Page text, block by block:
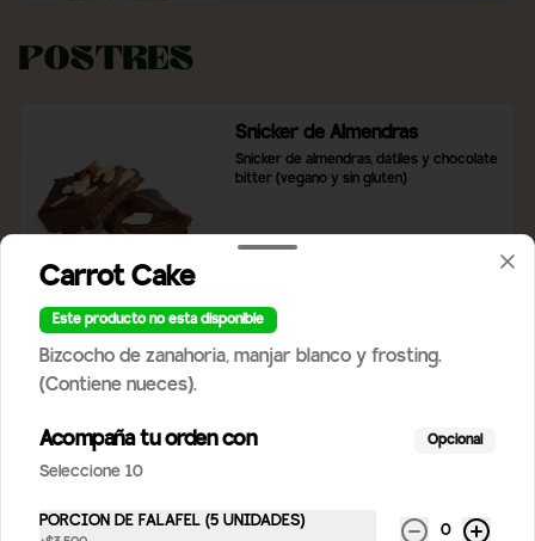
Postres
Snicker de Almendras
Snicker de almendras, dátiles y chocolate
bitter (vegano y sin gluten)
Chocotorta
Carrot Cake
Este producto no esta disponible
Bizcocho de zanahoria, manjar blanco y frosting.
(Contiene nueces).
Acompaña tu orden con Opcional
Seleccione 10
PORCION DE FALAFEL (5 UNIDADES)
0